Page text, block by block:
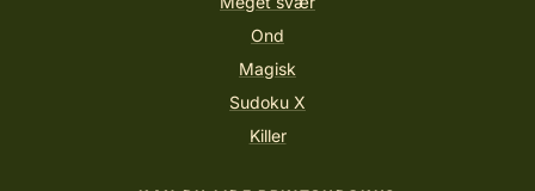
Ond
Magisk
Sudoku X
Killer